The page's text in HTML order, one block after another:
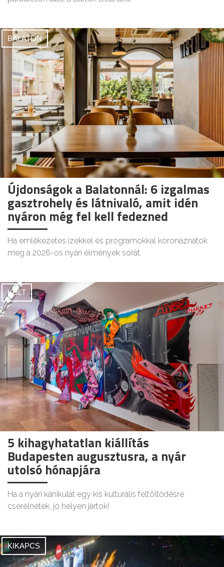
BALATON
Újdonságok a Balatonnál: 6 izgalmas
gasztrohely és látnivaló, amit idén
nyáron még fel kell fedezned
Ha emlékezetes ízekkel és programokkal koronáznátok
meg a 2026-os nyári élmények sorát.
KULT
5 kihagyhatatlan kiállítás
Budapesten augusztusra, a nyár
utolsó hónapjára
Ha a nyári kánikulát egy kis kulturális feltöltődésre
cserélnétek, jó helyen jártok!
KIKAPCS